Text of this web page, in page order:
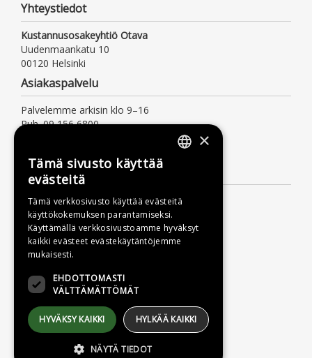
Yhteystiedot
Kustannusosakeyhtiö Otava
Uudenmaankatu 10
00120 Helsinki
Asiakaspalvelu
Palvelemme arkisin klo 9–16
Puh. 09 156 6800
Lisätietoa
Toimitusehdot
Käyttöohjeet
Tietosuojaseloste
Saavutettavuusseloste
×
Tämä sivusto käyttää
evästeitä
Tämä verkkosivusto käyttää evästeitä
käyttökokemuksen parantamiseksi.
Käyttämällä verkkosivustoamme hyväksyt
kaikki evästeet evästekäytäntöjemme
mukaisesti.
EHDOTTOMASTI
VÄLTTÄMÄTTÖMÄT
HYVÄKSY KAIKKI HYLKÄÄ KAIKKI
NÄYTÄ TIEDOT